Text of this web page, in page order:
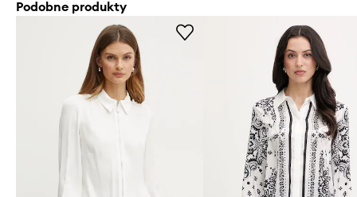
Podobne produkty